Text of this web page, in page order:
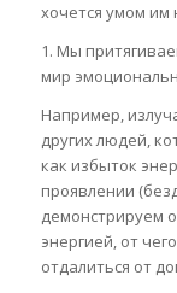
хочется умом им
1. Мы
мир
Например,
других людей,
как избыток
проявлении
демонстрируем
энергией, от
отдалиться от